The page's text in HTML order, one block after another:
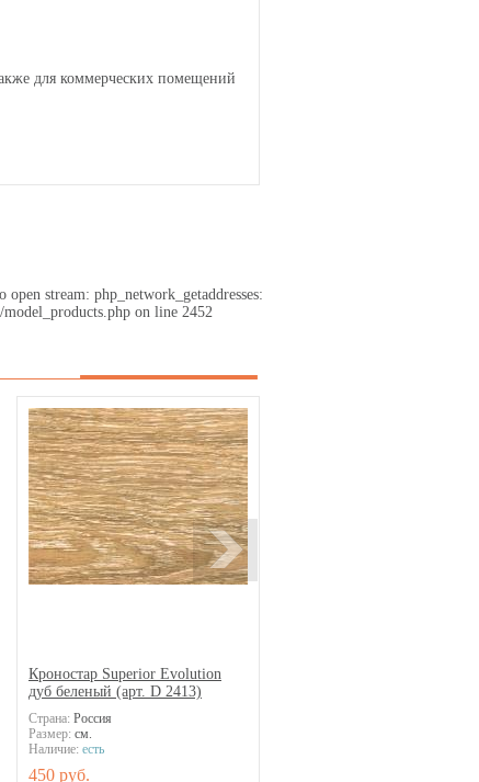
для коммерческих помещений
stream: php_network_getaddresses:
on line 2452
Кроностар Superior Evolution
дуб беленый (арт. D 2413)
Страна: Россия
Размер: см.
Наличие: есть
450 руб.